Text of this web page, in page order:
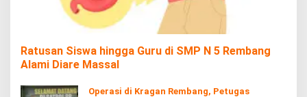
Ratusan Siswa hingga Guru di SMP N 5 Rembang
Alami Diare Massal
Operasi di Kragan Rembang, Petugas